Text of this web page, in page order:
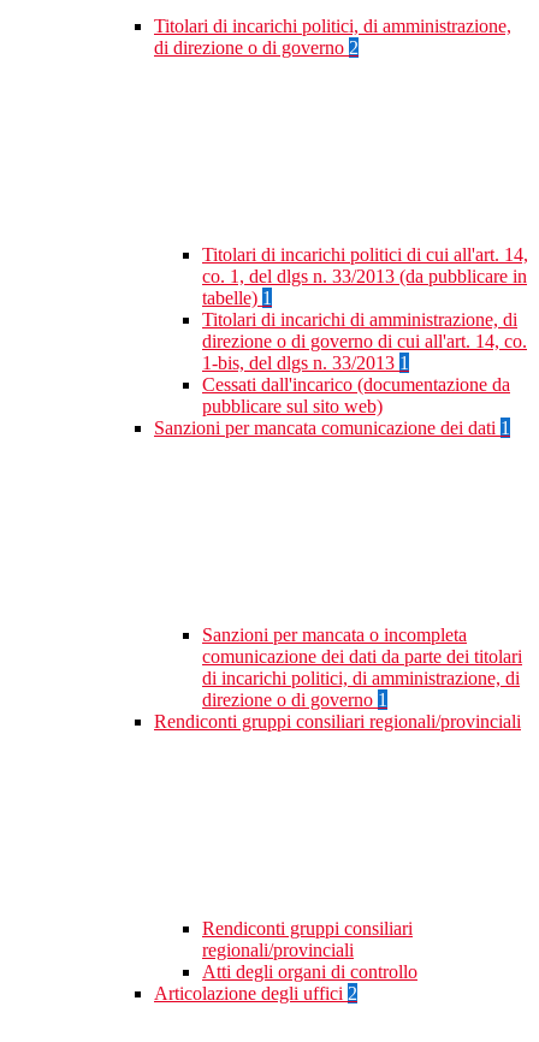
Titolari di incarichi politici, di amministrazione,
di direzione o di governo 2
Titolari di incarichi politici di cui all'art. 14,
co. 1, del dlgs n. 33/2013 (da pubblicare in
tabelle) 1
Titolari di incarichi di amministrazione, di
direzione o di governo di cui all'art. 14, co.
1-bis, del dlgs n. 33/2013 1
Cessati dall'incarico (documentazione da
pubblicare sul sito web)
Sanzioni per mancata comunicazione dei dati 1
Sanzioni per mancata o incompleta
comunicazione dei dati da parte dei titolari
di incarichi politici, di amministrazione, di
direzione o di governo 1
Rendiconti gruppi consiliari regionali/provinciali
Rendiconti gruppi consiliari
regionali/provinciali
Atti degli organi di controllo
Articolazione degli uffici 2